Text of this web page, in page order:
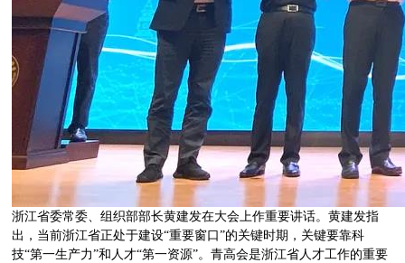
浙江省委常委、组织部部长黄建发在大会上作重要讲话。黄建发指
出，当前浙江省正处于建设“重要窗口”的关键时期，关键要靠科
技“第一生产力”和人才“第一资源”。青高会是浙江省人才工作的重要